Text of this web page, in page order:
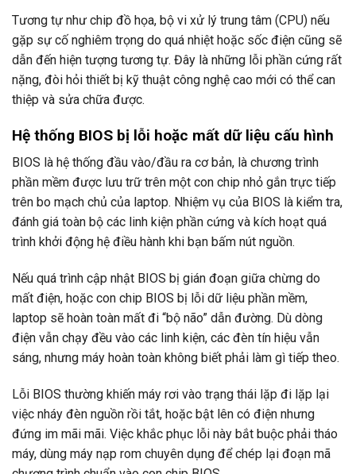
Tương tự như chip đồ họa, bộ vi xử lý trung tâm (CPU) nếu
gặp sự cố nghiêm trọng do quá nhiệt hoặc sốc điện cũng sẽ
dẫn đến hiện tượng tương tự. Đây là những lỗi phần cứng rất
nặng, đòi hỏi thiết bị kỹ thuật công nghệ cao mới có thể can
thiệp và sửa chữa được.
Hệ thống BIOS bị lỗi hoặc mất dữ liệu cấu hình
BIOS là hệ thống đầu vào/đầu ra cơ bản, là chương trình
phần mềm được lưu trữ trên một con chip nhỏ gắn trực tiếp
trên bo mạch chủ của laptop. Nhiệm vụ của BIOS là kiểm tra,
đánh giá toàn bộ các linh kiện phần cứng và kích hoạt quá
trình khởi động hệ điều hành khi bạn bấm nút nguồn.
Nếu quá trình cập nhật BIOS bị gián đoạn giữa chừng do
mất điện, hoặc con chip BIOS bị lỗi dữ liệu phần mềm,
laptop sẽ hoàn toàn mất đi “bộ não” dẫn đường. Dù dòng
điện vẫn chạy đều vào các linh kiện, các đèn tín hiệu vẫn
sáng, nhưng máy hoàn toàn không biết phải làm gì tiếp theo.
Lỗi BIOS thường khiến máy rơi vào trạng thái lặp đi lặp lại
việc nháy đèn nguồn rồi tắt, hoặc bật lên có điện nhưng
đứng im mãi mãi. Việc khắc phục lỗi này bắt buộc phải tháo
máy, dùng máy nạp rom chuyên dụng để chép lại đoạn mã